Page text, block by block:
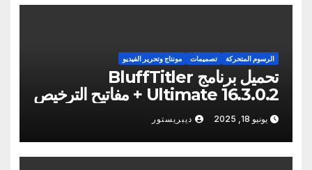
الرسوم المتحركة تصميمات مونتاج وتحرير الفيديو
تحميل برنامج BluffTitler
Ultimate 16.3.0.2 + مفاتيح الترخيص
يونيو 18, 2025 ديبريستور